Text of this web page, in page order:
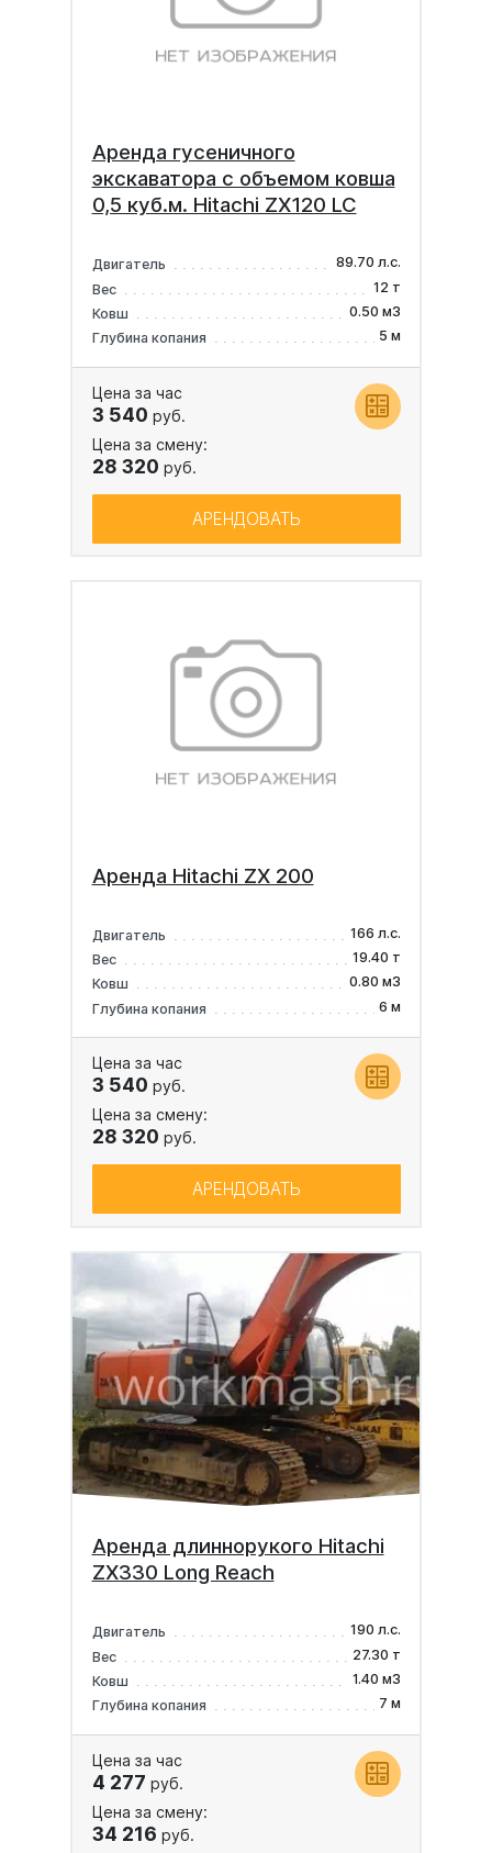
Аренда гусеничного
экскаватора с объемом ковша
0,5 куб.м. Hitachi ZX120 LC
Двигатель
89.70 л.с.
Вес
12 т
Ковш
0.50 м3
Глубина копания
5 м
Цена за час
3 540 руб.
Цена за смену:
28 320 руб.
АРЕНДОВАТЬ
Аренда Hitachi ZX 200
Двигатель
166 л.с.
Вес
19.40 т
Ковш
0.80 м3
Глубина копания
6 м
Цена за час
3 540 руб.
Цена за смену:
28 320 руб.
АРЕНДОВАТЬ
Аренда длиннорукого Hitachi
ZX330 Long Reach
Двигатель
190 л.с.
Вес
27.30 т
Ковш
1.40 м3
Глубина копания
7 м
Цена за час
4 277 руб.
Цена за смену:
34 216 руб.